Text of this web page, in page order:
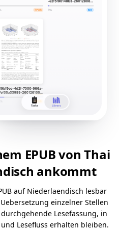
EPUB von Thai
ankommt
auf Niederlaendisch lesbar
einzelner Stellen
Lesefassung, in
Lesefluss erhalten bleiben.